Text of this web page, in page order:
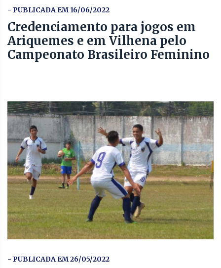
- PUBLICADA EM 16/06/2022
Credenciamento para jogos em
Ariquemes e em Vilhena pelo
Campeonato Brasileiro Feminino
- PUBLICADA EM 26/05/2022